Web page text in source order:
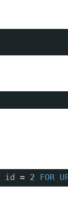
id = 2 FOR